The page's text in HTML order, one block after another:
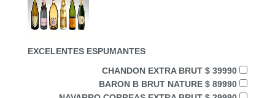
EXCELENTES ESPUMANTES
CHANDON EXTRA BRUT $ 39990
BARON B BRUT NATURE $ 89990